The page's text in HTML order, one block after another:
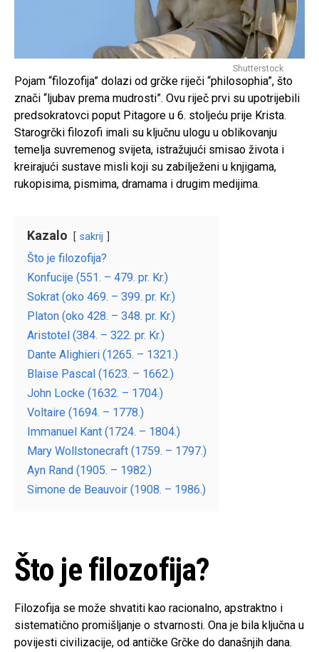
Shutterstock
Pojam “filozofija” dolazi od grčke riječi “philosophia”, što
znači “ljubav prema mudrosti”. Ovu riječ prvi su upotrijebili
predsokratovci poput Pitagore u 6. stoljeću prije Krista.
Starogrčki filozofi imali su ključnu ulogu u oblikovanju
temelja suvremenog svijeta, istražujući smisao života i
kreirajući sustave misli koji su zabilježeni u knjigama,
rukopisima, pismima, dramama i drugim medijima.
Kazalo sakrij
Što je filozofija?
Konfucije (551. – 479. pr. Kr.)
Sokrat (oko 469. – 399. pr. Kr.)
Platon (oko 428. – 348. pr. Kr.)
Aristotel (384. – 322. pr. Kr.)
Dante Alighieri (1265. – 1321.)
Blaise Pascal (1623. – 1662.)
John Locke (1632. – 1704.)
Voltaire (1694. – 1778.)
Immanuel Kant (1724. – 1804.)
Mary Wollstonecraft (1759. – 1797.)
Ayn Rand (1905. – 1982.)
Simone de Beauvoir (1908. – 1986.)
Što je filozofija?
Filozofija se može shvatiti kao racionalno, apstraktno i
sistematično promišljanje o stvarnosti. Ona je bila ključna u
povijesti civilizacije, od antičke Grčke do današnjih dana.